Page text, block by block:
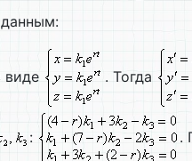
. Тогда
: .